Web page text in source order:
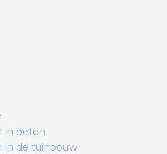
in beton
in de tuinbouw